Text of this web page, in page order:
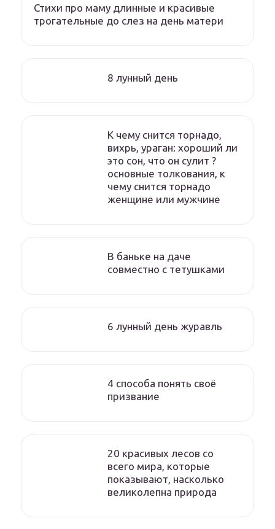
Стихи про маму длинные и красивые
трогательные до слез на день матери
8 лунный день
К чему снится торнадо,
вихрь, ураган: хороший ли
это сон, что он сулит ?
основные толкования, к
чему снится торнадо
женщине или мужчине
В баньке на даче
совместно с тетушками
6 лунный день журавль
4 способа понять своё
призвание
20 красивых лесов со
всего мира, которые
показывают, насколько
великолепна природа